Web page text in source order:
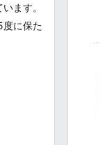
ます。
度に保た